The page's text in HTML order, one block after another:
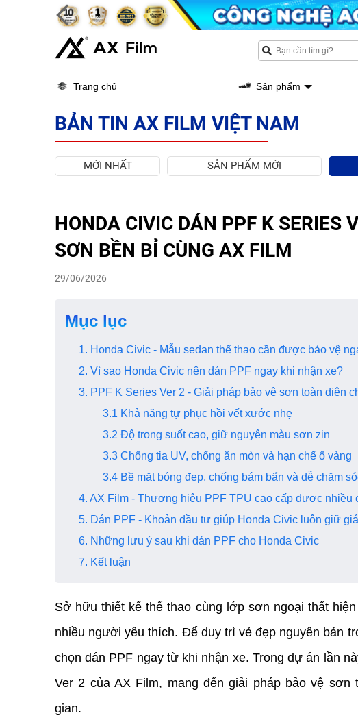
Trang chủ Sản phẩm
BẢN TIN AX FILM VIỆT NAM
MỚI NHẤT SẢN PHẨM MỚI
HONDA CIVIC DÁN PPF K SERIES
SƠN BỀN BỈ CÙNG AX FILM
29/06/2026
Mục lục
1. Honda Civic - Mẫu sedan thể thao cần được bảo vệ
2. Vì sao Honda Civic nên dán PPF ngay khi nhận xe?
3. PPF K Series Ver 2 - Giải pháp bảo vệ sơn toàn diện
3.1 Khả năng tự phục hồi vết xước nhẹ
3.2 Độ trong suốt cao, giữ nguyên màu sơn zin
3.3 Chống tia UV, chống ăn mòn và hạn chế ố vàng
3.4 Bề mặt bóng đẹp, chống bám bẩn và dễ chăm
4. AX Film - Thương hiệu PPF TPU cao cấp được nhiều
5. Dán PPF - Khoản đầu tư giúp Honda Civic luôn giữ
6. Những lưu ý sau khi dán PPF cho Honda Civic
7. Kết luận
Sở hữu thiết kế thể thao cùng lớp sơn ngoại thất
nhiều người yêu thích. Để duy trì vẻ đẹp nguyên bản
chọn dán PPF ngay từ khi nhận xe. Trong dự án lần
Ver 2 của AX Film, mang đến giải pháp bảo vệ
gian.